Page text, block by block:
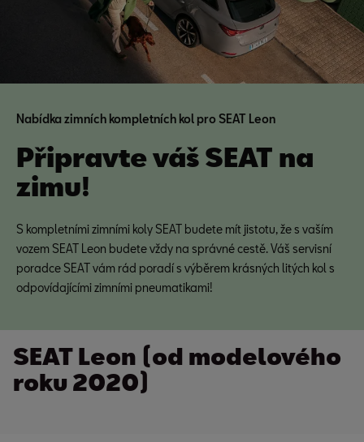
Nabídka zimních kompletních kol pro SEAT Leon
Připravte váš SEAT na
zimu!
S kompletními zimními koly SEAT budete mít jistotu, že s vaším
vozem SEAT Leon budete vždy na správné cestě. Váš servisní
poradce SEAT vám rád poradí s výběrem krásných litých kol s
odpovídajícími zimními pneumatikami!
SEAT Leon (od modelového
roku 2020)